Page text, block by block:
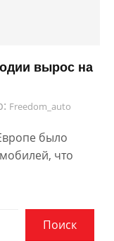
вырос на
Freedom_auto
было
что
Поиск